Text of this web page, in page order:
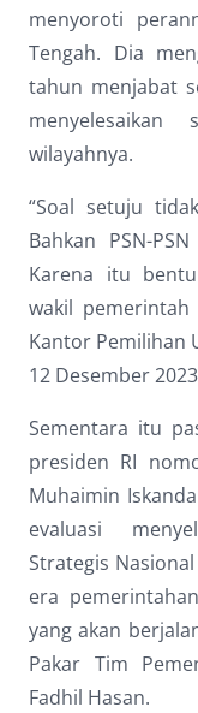
menyoroti
Tengah. Dia
tahun menjabat
wilayahnya.
“Soal setuju
Bahkan PSN-
Karena itu
wakil
Kantor Pemilihan
12 Desember
Sementara itu
presiden RI
Muhaimin
evaluasi
Strategis
era
yang akan
Pakar Tim
Fadhil Hasan.